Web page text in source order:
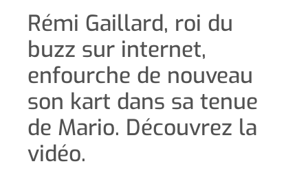
Rémi Gaillard, roi du
buzz sur internet,
enfourche de nouveau
son kart dans sa tenue
de Mario. Découvrez la
vidéo.